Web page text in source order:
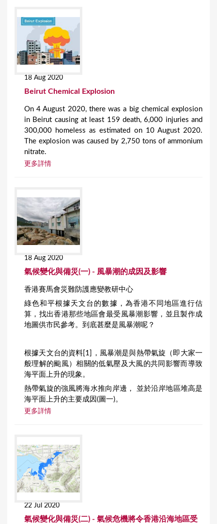
18 Aug 2020
Beirut Chemical Explosion
On 4 August 2020, there was a big chemical explosion
in Beirut causing at least 159 death, 6,000 injuries and
300,000 homeless as estimated on 10 August 2020.
The explosion was caused by 2,750 tons of ammonium
nitrate.
更多詳情
18 Aug 2020
氣候變化與備災(一) - 風暴潮的成因及影響
香港賽馬會災難防護應變教研中心
綠色和平根據天文台的數據，為香港不同地區進行估
算，找出香港那些地區會最受風暴潮影響，並且製作成
地圖供市民參考。到底甚麼是風暴潮呢？
根據天文台的資料[1]，風暴潮是與熱帶氣旋（即大家一
般理解的颱風）相關的低氣壓及大風的共同影響而導致
海平面上升的現象。
熱帶氣旋的強風將海水推向岸邊， 並於沿岸地區堆高是
海平面上升的主要成因(圖一)。
更多詳情
22 Jul 2020
氣候變化與備災(二) - 氣候危機將令香港沿海地區受